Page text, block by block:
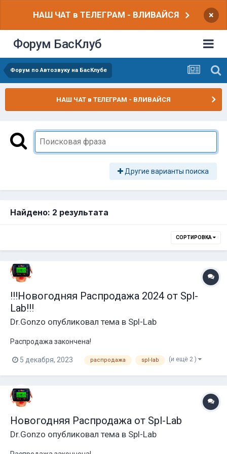
НАШ ЧАТ в ТЕЛЕГРАМ - ВЛИВАЙСЯ ×
Форум БасКлуб
Форум по Автозвуку на БасКлубе
НАШ ЧАТ в ТЕЛЕГРАМ - ВЛИВАЙСЯ
Другие варианты поиска
Найдено: 2 результата
СОРТИРОВКА
!!!Новогодняя Распродажа 2024 от Spl-
Lab!!!
Dr.Gonzo опубликовал тема в Spl-Lab
Распродажа закончена!
5 декабря, 2023 распродажа spl-lab (и ещё 2 )
Новогодняя Распродажа от Spl-Lab
Dr.Gonzo опубликовал тема в Spl-Lab